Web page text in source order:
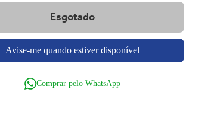
Esgotado
Avise-me quando estiver disponível
Comprar pelo WhatsApp